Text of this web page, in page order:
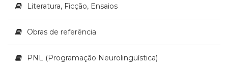
Literatura, Ficção, Ensaios
Obras de referência
PNL (Programação Neurolingüística)